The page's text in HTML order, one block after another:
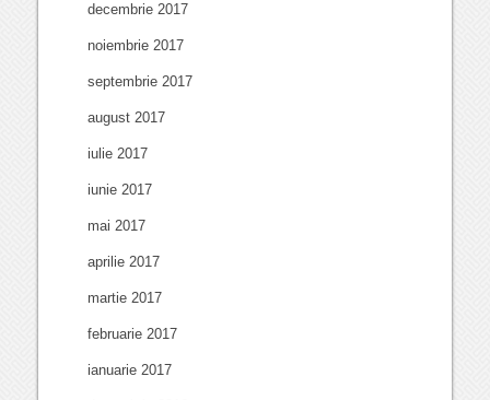
decembrie 2017
noiembrie 2017
septembrie 2017
august 2017
iulie 2017
iunie 2017
mai 2017
aprilie 2017
martie 2017
februarie 2017
ianuarie 2017